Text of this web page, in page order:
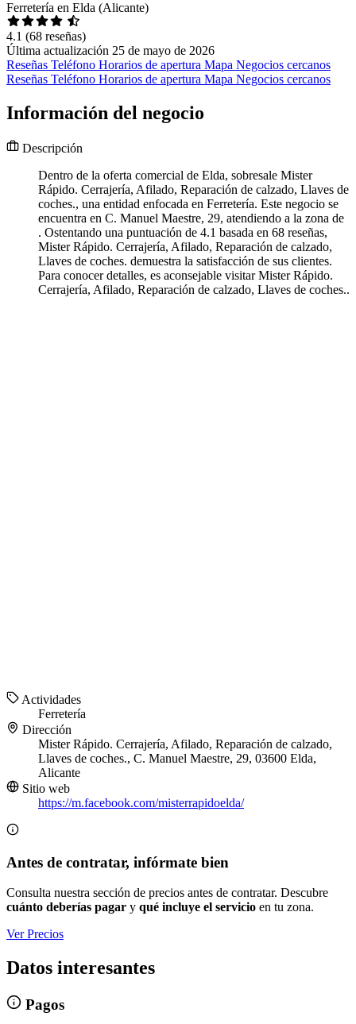
Ferretería en Elda (Alicante)
4.1 (68 reseñas)
Última actualización 25 de mayo de 2026
Reseñas Teléfono Horarios de apertura Mapa Negocios cercanos
Reseñas Teléfono Horarios de apertura Mapa Negocios cercanos
Información del negocio
Descripción
Dentro de la oferta comercial de Elda, sobresale Mister
Rápido. Cerrajería, Afilado, Reparación de calzado, Llaves de
coches., una entidad enfocada en Ferretería. Este negocio se
encuentra en C. Manuel Maestre, 29, atendiendo a la zona de
. Ostentando una puntuación de 4.1 basada en 68 reseñas,
Mister Rápido. Cerrajería, Afilado, Reparación de calzado,
Llaves de coches. demuestra la satisfacción de sus clientes.
Para conocer detalles, es aconsejable visitar Mister Rápido.
Cerrajería, Afilado, Reparación de calzado, Llaves de coches..
Actividades
Ferretería
Dirección
Mister Rápido. Cerrajería, Afilado, Reparación de calzado,
Llaves de coches., C. Manuel Maestre, 29, 03600 Elda,
Alicante
Sitio web
https://m.facebook.com/misterrapidoelda/
Antes de contratar, infórmate bien
Consulta nuestra sección de precios antes de contratar. Descubre
cuánto deberías pagar y qué incluye el servicio en tu zona.
Ver Precios
Datos interesantes
Pagos